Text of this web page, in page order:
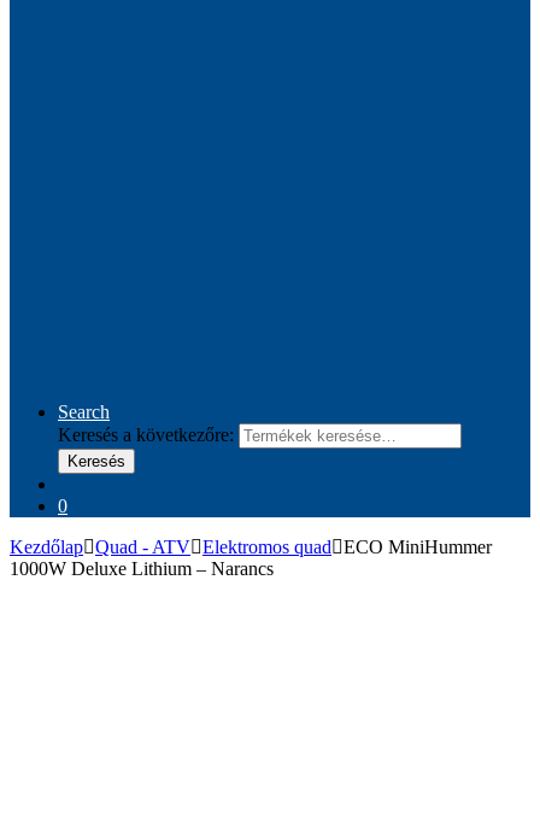
Search
Keresés a következőre:
Keresés
0
Kezdőlap Quad - ATV Elektromos quad
ECO MiniHummer
1000W Deluxe Lithium – Narancs